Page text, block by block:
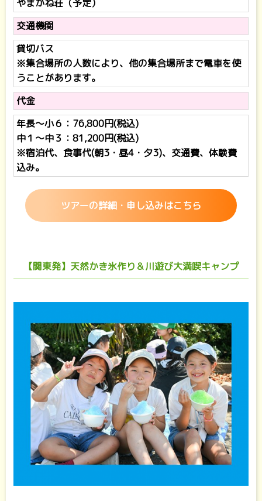
やまかね荘（予定）
交通機関
貸切バス
※集合場所の人数により、他の集合場所まで電車を使
うことがあります。
代金
年長～小６：76,800円(税込)
中１～中３：81,200円(税込)
※宿泊代、食事代(朝3・昼4・夕3)、交通費、体験費
込み。
ツアーの詳細・申し込みはこちら
【関東発】天然かき氷作り＆川遊び大満喫キャンプ